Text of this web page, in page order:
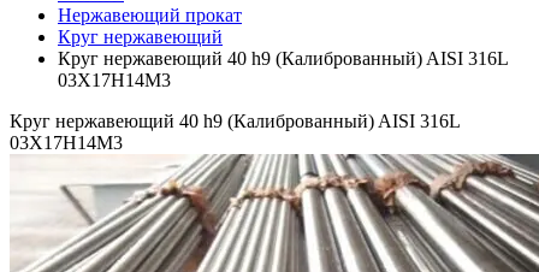
Нержавеющий прокат
Круг нержавеющий
Круг нержавеющий 40 h9 (Калиброванный) AISI 316L
03Х17Н14М3
Круг нержавеющий 40 h9 (Калиброванный) AISI 316L
03Х17Н14М3